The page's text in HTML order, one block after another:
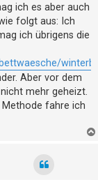
ich es aber auch
folgt aus: Ich
ich übrigens die
Aber vor dem
mehr geheizt.
fahre ich